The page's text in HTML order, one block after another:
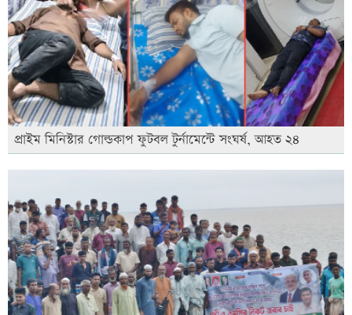
প্রাইম মিনিস্টার গোল্ডকাপ ফুটবল টুর্নামেন্টে সংঘর্ষ, আহত ২৪